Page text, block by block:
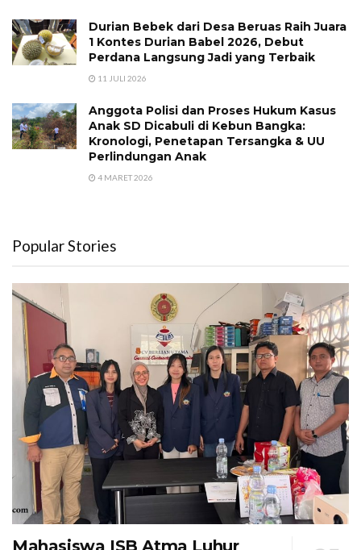
Durian Bebek dari Desa Beruas Raih Juara
1 Kontes Durian Babel 2026, Debut
Perdana Langsung Jadi yang Terbaik
11 JULI 2026
Anggota Polisi dan Proses Hukum Kasus
Anak SD Dicabuli di Kebun Bangka:
Kronologi, Penetapan Tersangka & UU
Perlindungan Anak
4 MARET 2026
Popular Stories
Mahasiswa ISB Atma Luhur